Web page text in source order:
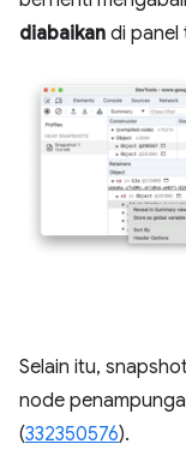
diabaikan di panel
Selain itu,
node
(332350576).